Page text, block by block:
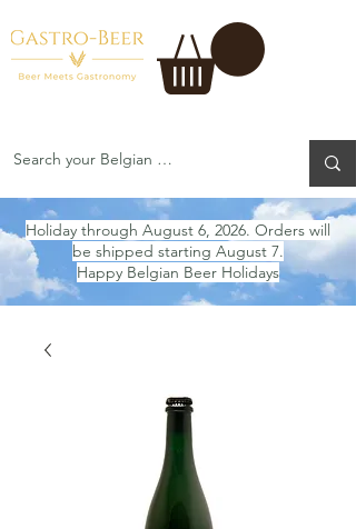
Holiday through August 6, 2026. Orders will
be shipped starting August 7.
Happy Belgian Beer Holidays